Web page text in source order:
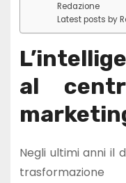
Redazione
Latest posts by
al
Negli ultimi anni il